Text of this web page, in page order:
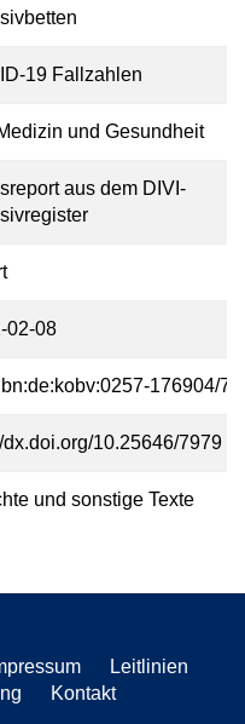
19 Fallzahlen
und Gesundheit
aus dem DIVI-
02-08
176904/
dx.doi.org/10.25646/7979
und sonstige Texte
Leitlinien
Kontakt